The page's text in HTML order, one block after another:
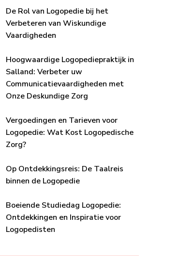
De Rol van Logopedie bij het
Verbeteren van Wiskundige
Vaardigheden
Hoogwaardige Logopediepraktijk in
Salland: Verbeter uw
Communicatievaardigheden met
Onze Deskundige Zorg
Vergoedingen en Tarieven voor
Logopedie: Wat Kost Logopedische
Zorg?
Op Ontdekkingsreis: De Taalreis
binnen de Logopedie
Boeiende Studiedag Logopedie:
Ontdekkingen en Inspiratie voor
Logopedisten